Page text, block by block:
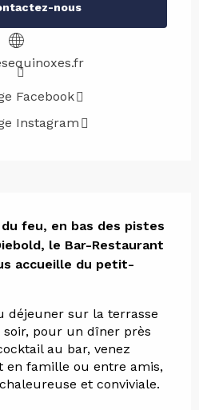
nous
Facebook
Instagram
feu, en bas des pistes
le Bar-Restaurant
accueille du petit-
déjeuner sur la terrasse
pour un dîner près
au bar, venez
en famille ou entre amis,
et conviviale.